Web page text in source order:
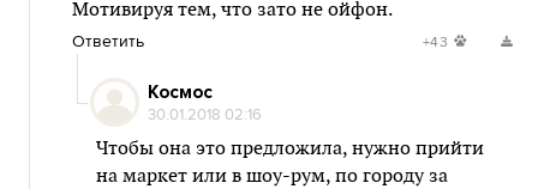
Мотивируя тем, что зато не ойфон.
Ответить +43
Космос
30.01.2018 02:16
Чтобы она это предложила, нужно прийти
на маркет или в шоу-рум, по городу за